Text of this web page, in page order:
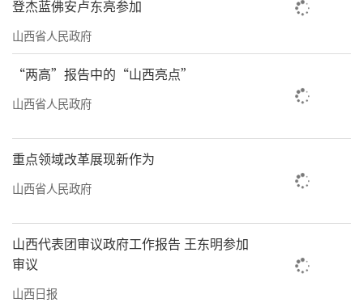
登杰蓝佛安卢东亮参加
山西省人民政府
“两高”报告中的“山西亮点”
山西省人民政府
重点领域改革展现新作为
山西省人民政府
山西代表团审议政府工作报告 王东明参加
审议
山西日报